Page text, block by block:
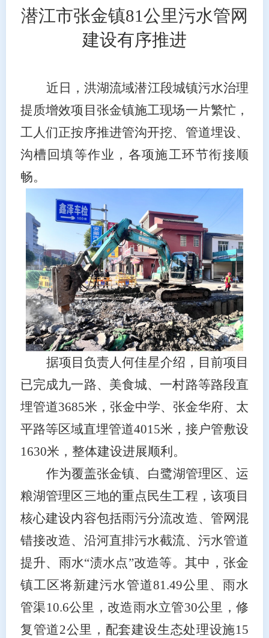
潜江市张金镇81公里污水管网
建设有序推进
近日，洪湖流域潜江段城镇污水治理
提质增效项目张金镇施工现场一片繁忙，
工人们正按序推进管沟开挖、管道埋设、
沟槽回填等作业，各项施工环节衔接顺
畅。
据项目负责人何佳星介绍，目前项目
已完成九一路、美食城、一村路等路段直
埋管道3685米，张金中学、张金华府、太
平路等区域直埋管道4015米，接户管敷设
1630米，整体建设进展顺利。
作为覆盖张金镇、白鹭湖管理区、运
粮湖管理区三地的重点民生工程，该项目
核心建设内容包括雨污分流改造、管网混
错接改造、沿河直排污水截流、污水管道
提升、雨水“渍水点”改造等。其中，张金
镇工区将新建污水管道81.49公里、雨水
管渠10.6公里，改造雨水立管30公里，修
复管道2公里，配套建设生态处理设施15